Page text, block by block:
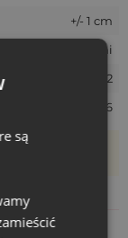
+/- 1 cm
Średni
1637-ROZKW-382
5903003402886
rozmiar
są